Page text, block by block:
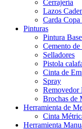
Cerrajería
Lazos
Carda Copa
Pinturas
Pintura
Cemento
Selladores
Pistola
Cinta de
Spray
Removedor
Brochas de
Herramienta de
Cinta
Herramienta